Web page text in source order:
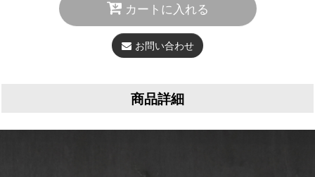
カートに入れる
お問い合わせ
商品詳細